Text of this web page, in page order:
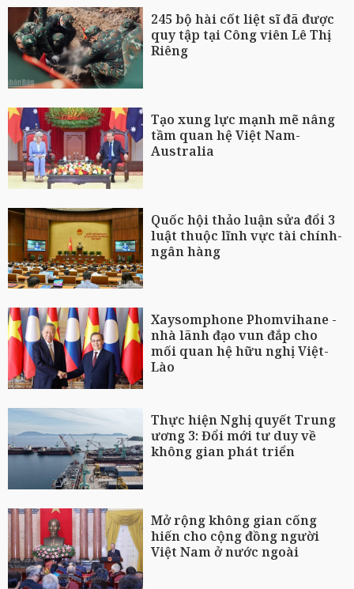
245 bộ hài cốt liệt sĩ đã được
quy tập tại Công viên Lê Thị
Riêng
Tạo xung lực mạnh mẽ nâng
tầm quan hệ Việt Nam-
Australia
Quốc hội thảo luận sửa đổi 3
luật thuộc lĩnh vực tài chính-
ngân hàng
Xaysomphone Phomvihane -
nhà lãnh đạo vun đắp cho
mối quan hệ hữu nghị Việt-
Lào
Thực hiện Nghị quyết Trung
ương 3: Đổi mới tư duy về
không gian phát triển
Mở rộng không gian cống
hiến cho cộng đồng người
Việt Nam ở nước ngoài